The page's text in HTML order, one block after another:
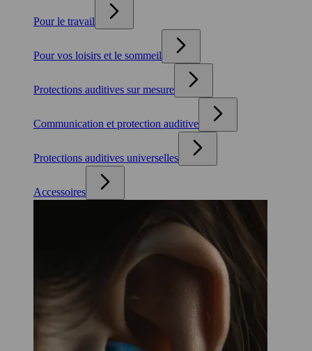
Pour le travail
Pour vos loisirs et le sommeil
Protections auditives sur mesure
Communication et protection auditive
Protections auditives universelles
Accessoires